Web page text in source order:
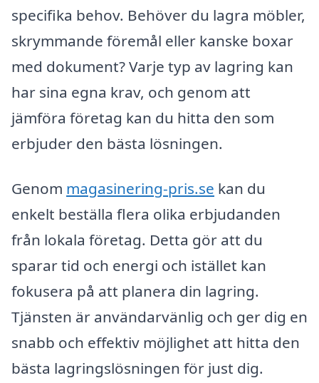
specifika behov. Behöver du lagra möbler,
skrymmande föremål eller kanske boxar
med dokument? Varje typ av lagring kan
har sina egna krav, och genom att
jämföra företag kan du hitta den som
erbjuder den bästa lösningen.
Genom magasinering-pris.se kan du
enkelt beställa flera olika erbjudanden
från lokala företag. Detta gör att du
sparar tid och energi och istället kan
fokusera på att planera din lagring.
Tjänsten är användarvänlig och ger dig en
snabb och effektiv möjlighet att hitta den
bästa lagringslösningen för just dig.